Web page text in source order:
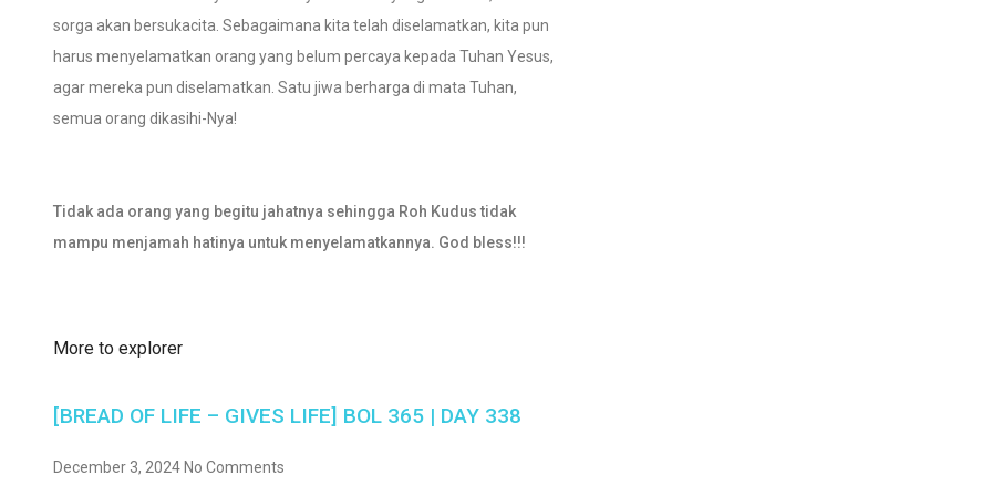
sorga akan bersukacita. Sebagaimana kita telah diselamatkan, kita pun
harus menyelamatkan orang yang belum percaya kepada Tuhan Yesus,
agar mereka pun diselamatkan. Satu jiwa berharga di mata Tuhan,
semua orang dikasihi-Nya!
Tidak ada orang yang begitu jahatnya sehingga Roh Kudus tidak
mampu menjamah hatinya untuk menyelamatkannya. God bless!!!
More to explorer
[BREAD OF LIFE – GIVES LIFE] BOL 365 | DAY 338
December 3, 2024 No Comments